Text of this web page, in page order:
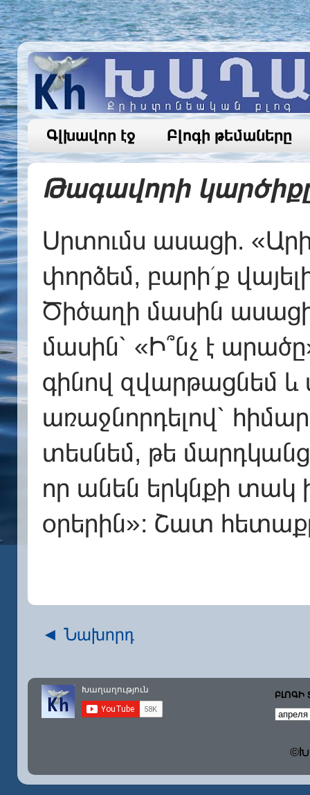
Գլխավոր էջ Բլոգի թեմաները
Թագավորի
Սրտումս ասացի.
փորձեմ, բարի՛ք
Ծիծաղի մասին
մասին՝ «Ի՞նչ է
գինով զվարթացնեմ և
առաջնորդելով՝
տեսնեմ, թե մարդկանց
որ անեն երկնքի տակ
օրերին»։ Շատ
◄ Նախորդ
ԲԼՈԳԻ